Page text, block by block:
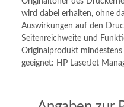
wird dabei erhalten, ohne
Auswirkungen auf den
Seitenreichweite und
Originalprodukt
geeignet: HP LaserJet